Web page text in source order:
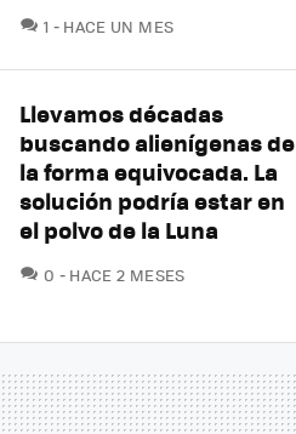
1 COMENTARIOS
HACE UN MES
Llevamos décadas
buscando alienígenas de
la forma equivocada. La
solución podría estar en
el polvo de la Luna
0 COMENTARIOS
HACE 2 MESES